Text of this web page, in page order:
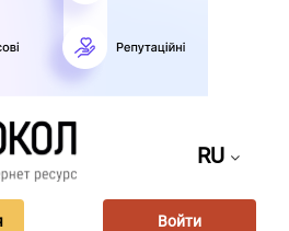
RU
Войти